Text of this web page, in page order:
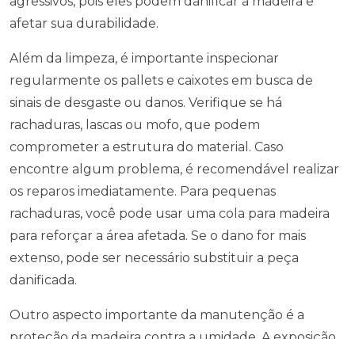
afetar sua durabilidade.
Além da limpeza, é importante inspecionar
regularmente os pallets e caixotes em busca de
sinais de desgaste ou danos. Verifique se há
rachaduras, lascas ou mofo, que podem
comprometer a estrutura do material. Caso
encontre algum problema, é recomendável realizar
os reparos imediatamente. Para pequenas
rachaduras, você pode usar uma cola para madeira
para reforçar a área afetada. Se o dano for mais
extenso, pode ser necessário substituir a peça
danificada.
Outro aspecto importante da manutenção é a